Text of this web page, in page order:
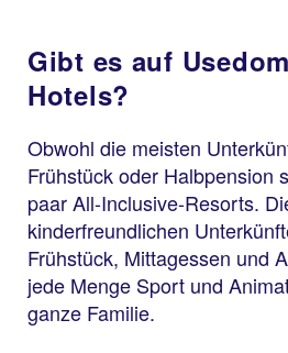
Gibt es auf
Hotels?
Obwohl die meisten
Frühstück oder Halbpension
paar All-Inclusive-Resorts.
kinderfreundlichen
Frühstück, Mittagessen und
jede Menge Sport und
ganze Familie.